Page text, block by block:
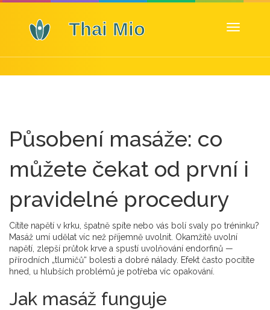
Zobrazit
Působení masáže: co
můžete čekat od první i
pravidelné procedury
Cítíte napětí v krku, špatně spíte nebo vás bolí svaly po tréninku?
Masáž umí udělat víc než příjemně uvolnit. Okamžitě uvolní
napětí, zlepší průtok krve a spustí uvolňování endorfinů —
přírodních „tlumičů“ bolesti a dobré nálady. Efekt často pocítíte
hned, u hlubších problémů je potřeba víc opakování.
Jak masáž funguje